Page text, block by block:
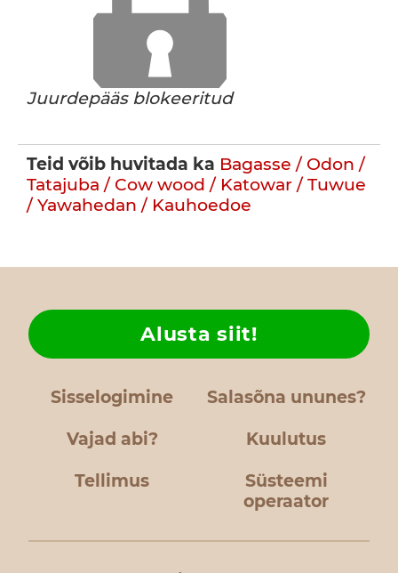
Juurdepääs blokeeritud
Teid võib huvitada ka Bagasse / Odon /
Tatajuba / Cow wood / Katowar / Tuwue
/ Yawahedan / Kauhoedoe
Sisselogimine Salasõna ununes?
Vajad abi?
Alusta siit!
Kuulutus
Tellimus
Süsteemi
operaator